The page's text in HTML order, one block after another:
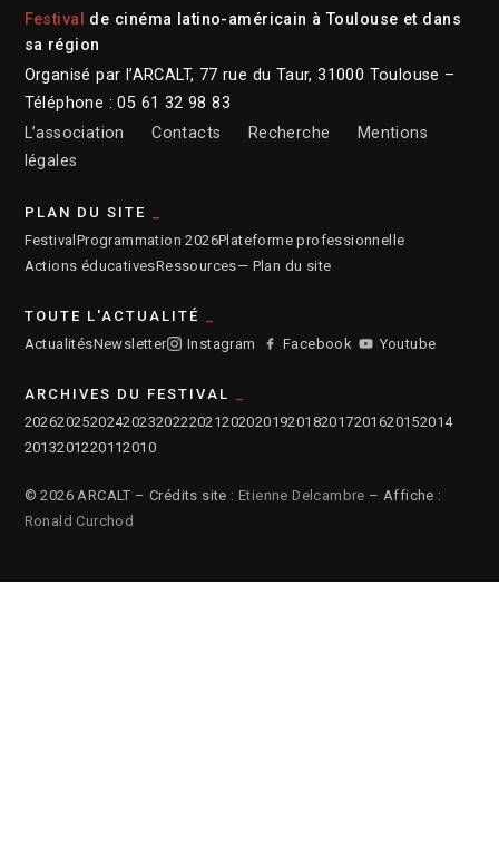
Festival
de cinéma latino-américain à Toulouse et dans
sa région
Organisé par l’ARCALT, 77 rue du Taur, 31000 Toulouse –
Téléphone : 05 61 32 98 83
L’association
Contacts Recherche
Mentions
légales
PLAN DU SITE
Festival Programmation 2026Plateforme professionnelle
Actions éducativesRessources— Plan du site
TOUTE L'ACTUALITÉ
ActualitésNewsletter Instagram Facebook Youtube
ARCHIVES DU FESTIVAL
2026202520242023202220212020201920182017201620152014
2013201220112010
© 2026 ARCALT – Crédits site : Etienne Delcambre – Affiche :
Ronald Curchod